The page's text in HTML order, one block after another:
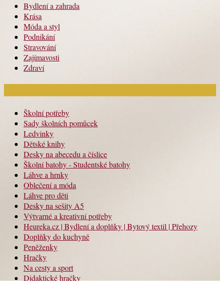
Bydlení a zahrada
Krása
Móda a styl
Podnikání
Stravování
Zajímavosti
Zdraví
Školní potřeby
Sady školních pomůcek
Ledvinky
Dětské knihy
Desky na abecedu a číslice
Školní batohy - Studentské batohy
Láhve a hrnky
Oblečení a móda
Láhve pro děti
Desky na sešity A5
Výtvarné a kreativní potřeby
Heureka.cz | Bydlení a doplňky | Bytový textil | Přehozy
Doplňky do kuchyně
Peněženky
Hračky
Na cesty a sport
Didaktické hračky